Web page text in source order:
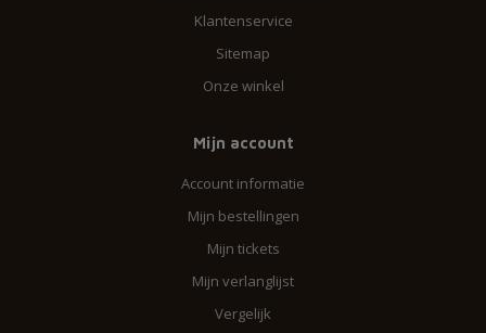
Klantenservice
Sitemap
Onze winkel
Mijn account
Account informatie
Mijn bestellingen
Mijn tickets
Mijn verlanglijst
Vergelijk